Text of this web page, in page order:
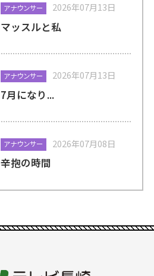
アナウンサー 2026年07月13日
マッスルと私
アナウンサー 2026年07月13日
7月になり...
アナウンサー 2026年07月08日
辛抱の時間